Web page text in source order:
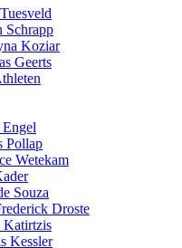
Schrapp
Koziar
Geerts
Pollap
Wetekam
Souza
Droste
Katirtzis
Kessler